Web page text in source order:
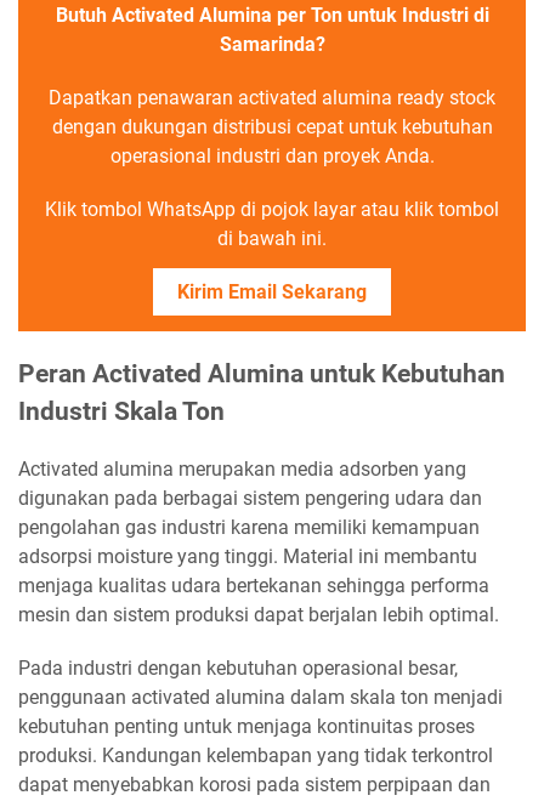
Butuh Activated Alumina per Ton untuk Industri di
Samarinda?
Dapatkan penawaran activated alumina ready stock
dengan dukungan distribusi cepat untuk kebutuhan
operasional industri dan proyek Anda.
Klik tombol WhatsApp di pojok layar atau klik tombol
di bawah ini.
Kirim Email Sekarang
Peran Activated Alumina untuk Kebutuhan
Industri Skala Ton
Activated alumina merupakan media adsorben yang
digunakan pada berbagai sistem pengering udara dan
pengolahan gas industri karena memiliki kemampuan
adsorpsi moisture yang tinggi. Material ini membantu
menjaga kualitas udara bertekanan sehingga performa
mesin dan sistem produksi dapat berjalan lebih optimal.
Pada industri dengan kebutuhan operasional besar,
penggunaan activated alumina dalam skala ton menjadi
kebutuhan penting untuk menjaga kontinuitas proses
produksi. Kandungan kelembapan yang tidak terkontrol
dapat menyebabkan korosi pada sistem perpipaan dan